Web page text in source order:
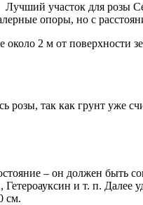
Лучший участок для розы
опоры, но с
около 2 м от поверхности
розы, так как грунт уже
– он должен быть
и т. п.
см.